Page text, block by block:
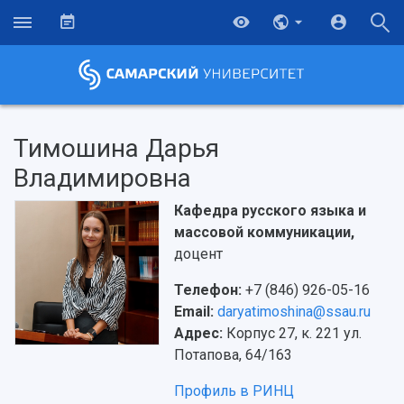
Тимошина Дарья
Владимировна
Кафедра русского языка и
массовой коммуникации,
доцент
Телефон: +7 (846) 926-05-16
Email: daryatimoshina@ssau.ru
Адрес: Корпус 27, к. 221 ул.
Потапова, 64/163
Профиль в РИНЦ